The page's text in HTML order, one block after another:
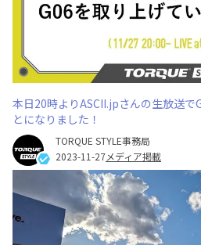
本日20時よりASCII.jpさんの生放送で
とになりました！
TORQUE STYLE事務局
2023-11-27メディア掲載